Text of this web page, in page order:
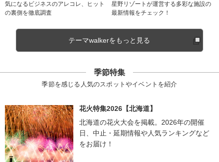
気になるビジネスのアレコレ、ヒット
の裏側を徹底調査
星野リゾートが運営する多彩な施設の
最新情報をチェック！
テーマwalkerをもっと見る
季節特集
季節を感じる人気のスポットやイベントを紹介
花火特集2026【北海道】
北海道の花火大会を掲載。2026年の開催
日、中止・延期情報や人気ランキングなど
をお届け！